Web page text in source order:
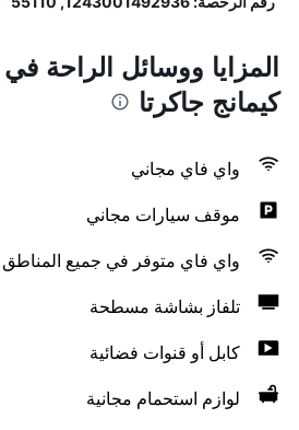
المزايا ووسائل الراحة
كيمانج جاكرتا
واي فاي مجاني
موقف سيارات مجاني
واي فاي متوفر في جميع المناطق
تلفاز بشاشة مسطحة
كابل أو قنوات فضائية
لوازم استحمام مجانية